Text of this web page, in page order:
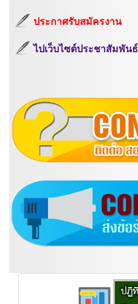
ประกาศรับสมัครงาน
ไปเว็บไซต์ประชาสัมพันธ์